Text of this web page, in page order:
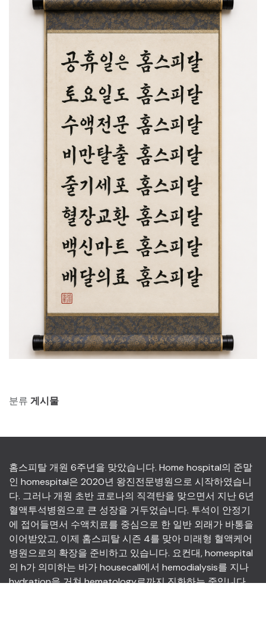
분류 게시물
홈스피탈 개원 6주년을 맞았습니다. Home hospital의 준말
인 homespital은 2020년 왕진전문병원으로 시작하였습니
다. 그러나 개원 초반 코로나의 직격탄을 맞으면서 지난 6년
혈액투석병원으로 큰 성장을 거두었습니다. 투석이 안정기
에 접어들면서 수액치료를 중심으로 한 일반 외래가 바통을
이어받았고, 이제 홈스피탈 시즌 4를 맞아 미래형 혈액케어
병원으로의 확장을 준비하고 있습니다. 요컨대, homespital
의 h가 의미하는 바가 housecall에서 hemodialysis를 지나
hydration을 거쳐 hematology로까지 진화하는 중입니다.